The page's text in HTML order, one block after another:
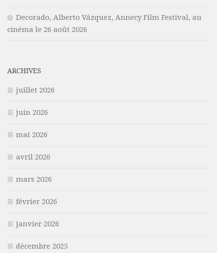
Decorado, Alberto Vázquez, Annecy Film Festival, au
cinéma le 26 août 2026
ARCHIVES
juillet 2026
juin 2026
mai 2026
avril 2026
mars 2026
février 2026
janvier 2026
décembre 2025